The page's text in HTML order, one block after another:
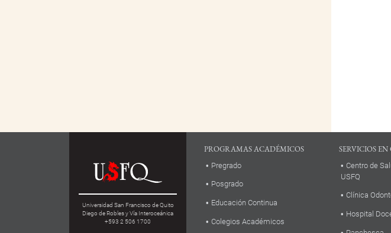
Universidad San Francisco de Quito
Diego de Robles y Vía Interoceánica
+593 2 506 1700
PROGRAMAS ACADÉMICOS
Pregrado
Posgrado
Educación Continua
Colegios Académicos
SERVICIOS
Centro de
USFQ
Clínica
Hospital